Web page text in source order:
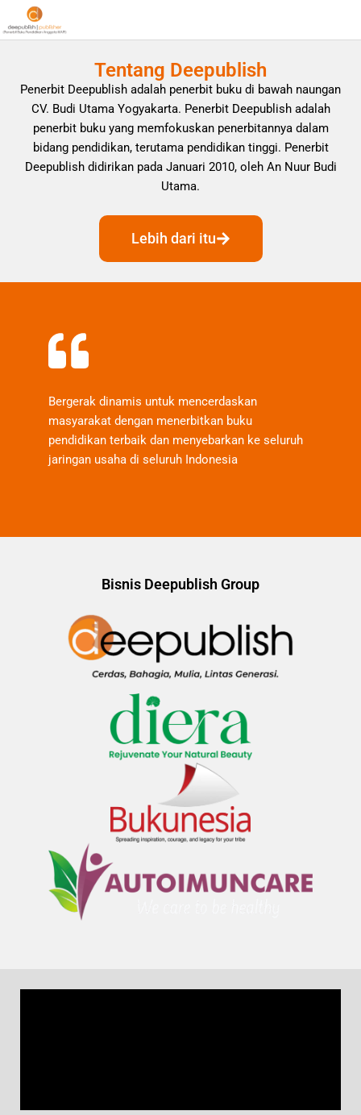
Tentang Deepublish
Penerbit Deepublish adalah penerbit buku di bawah naungan
CV. Budi Utama Yogyakarta. Penerbit Deepublish adalah
penerbit buku yang memfokuskan penerbitannya dalam
bidang pendidikan, terutama pendidikan tinggi. Penerbit
Deepublish didirikan pada Januari 2010, oleh An Nuur Budi
Utama.
Lebih dari itu
Bergerak dinamis untuk mencerdaskan
masyarakat dengan menerbitkan buku
pendidikan terbaik dan menyebarkan ke seluruh
jaringan usaha di seluruh Indonesia
Bisnis Deepublish Group